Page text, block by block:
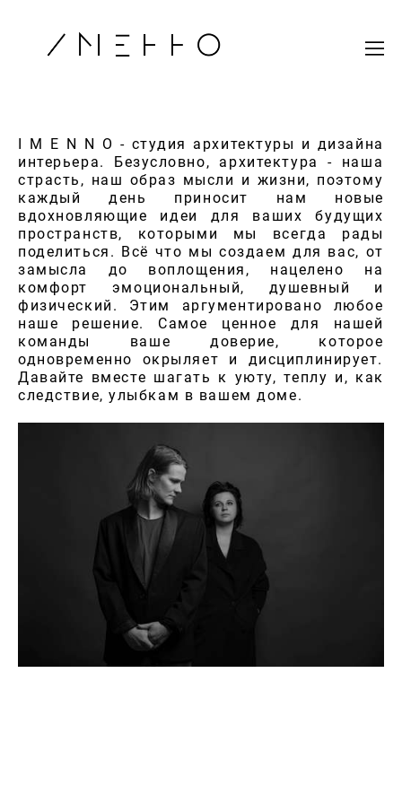
I M E N N O - студия архитектуры и дизайна
интерьера. Безусловно, архитектура - наша
страсть, наш образ мысли и жизни, поэтому
каждый день приносит нам новые
вдохновляющие идеи для ваших будущих
пространств, которыми мы всегда рады
поделиться. Всё что мы создаем для вас, от
замысла до воплощения, нацелено на
комфорт эмоциональный, душевный и
физический. Этим аргументировано любое
наше решение. Самое ценное для нашей
команды ваше доверие, которое
одновременно окрыляет и дисциплинирует.
Давайте вместе шагать к уюту, теплу и, как
следствие, улыбкам в вашем доме.